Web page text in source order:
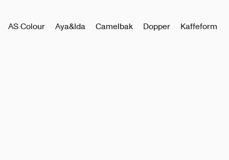
AS Colour Aya&Ida Camelbak Dopper Kaffeform